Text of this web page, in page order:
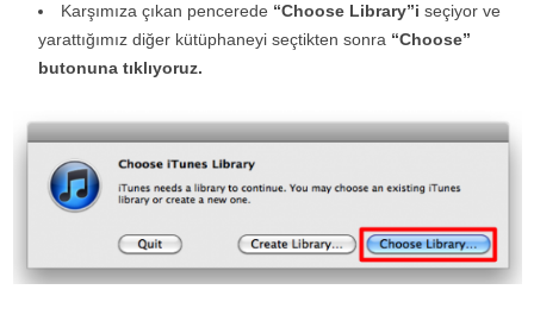
Karşımıza çıkan pencerede “Choose Library”i seçiyor ve
yarattığımız diğer kütüphaneyi seçtikten sonra “Choose”
butonuna tıklıyoruz.